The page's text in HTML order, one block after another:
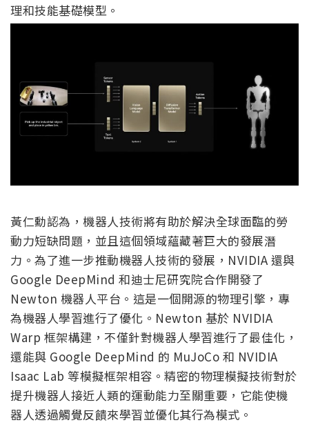
理和技能基礎模型。
黃仁勳認為，機器人技術將有助於解決全球面臨的勞
動力短缺問題，並且這個領域蘊藏著巨大的發展潛
力。為了進一步推動機器人技術的發展，NVIDIA 還與
Google DeepMind 和迪士尼研究院合作開發了
Newton 機器人平台。這是一個開源的物理引擎，專
為機器人學習進行了優化。Newton 基於 NVIDIA
Warp 框架構建，不僅針對機器人學習進行了最佳化，
還能與 Google DeepMind 的 MuJoCo 和 NVIDIA
Isaac Lab 等模擬框架相容。精密的物理模擬技術對於
提升機器人接近人類的運動能力至關重要，它能使機
器人透過觸覺反饋來學習並優化其行為模式。